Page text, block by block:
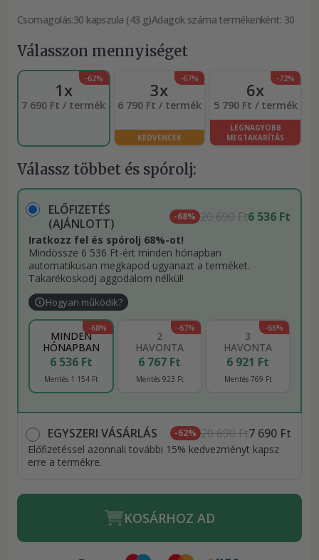
Csomagolás:30 kapszula (43 g)Adagok száma termékenként: 30
Válasszon mennyiséget
-62%
1x
7 690 Ft / termék
-67%
3x
6 790 Ft / termék
KEDVENCEK
-72%
6x
5 790 Ft / termék
LEGNAGYOBB
MEGTAKARÍTÁS
Válassz többet és spórolj:
ELŐFIZETÉS
(AJÁNLOTT)
-68% 20 690 Ft6 536 Ft
Iratkozz fel és spórolj 68%-ot!
Mindössze 6 536 Ft-ért minden hónapban
automatikusan megkapod ugyanazt a terméket.
Takarékoskodj aggodalom nélkül!
Hogyan működik?
-68%
MINDEN
HÓNAPBAN
6 536 Ft
Mentés 1 154 Ft
-67%
2
HAVONTA
6 767 Ft
Mentés 923 Ft
-66%
3
HAVONTA
6 921 Ft
Mentés 769 Ft
EGYSZERI VÁSÁRLÁS -62% 20 690 Ft7 690 Ft
Előfizetéssel azonnali további 15% kedvezményt kapsz
erre a termékre.
KOSÁRHOZ AD